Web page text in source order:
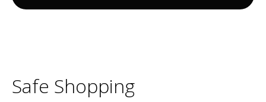
Safe Shopping